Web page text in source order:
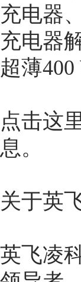
充电器
充电器
超薄400
点击这
息。
关于英
英飞凌